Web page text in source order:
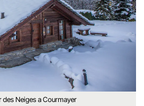
des Neiges a Courmayer